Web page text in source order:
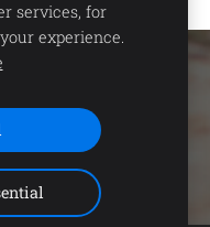
services, for
experience.